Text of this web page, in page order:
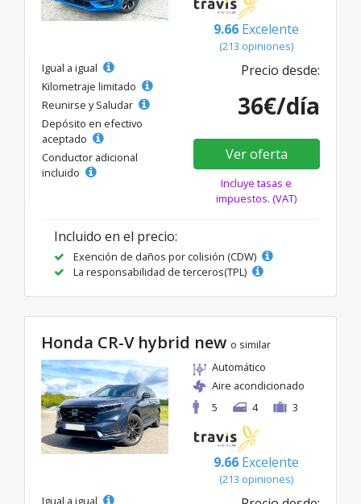
9.66 Excelente
(213 opiniones)
Igual a igual
Kilometraje limitado
Reunirse y Saludar
Depósito en efectivo
aceptado
Conductor adicional
incluido
Precio desde:
36€/día
Ver oferta
Incluye tasas e
impuestos. (VAT)
Incluido en el precio:
Exención de daños por colisión (CDW)
La responsabilidad de terceros(TPL)
Honda CR-V hybrid new o similar
Automático
Aire acondicionado
5
4 3
9.66 Excelente
(213 opiniones)
Igual a igual